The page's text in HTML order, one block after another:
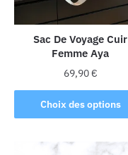
Sac De Voyage Cuir
Femme Aya
69,90€
Choix des options
Ce
produit
plusieurs